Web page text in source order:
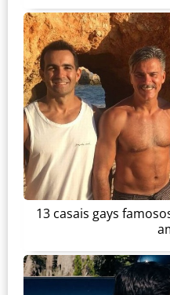
13 casais gays